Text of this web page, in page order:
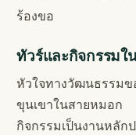
ร้องขอ
ทัวร์และกิจกรรมใ
หัวใจทางวัฒนธรร
ขุนเขาในสายหมอ
กิจกรรมเป็นงานหลั